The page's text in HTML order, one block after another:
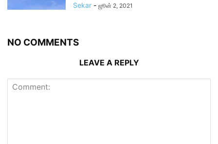
Sekar - ஜூன் 2, 2021
NO COMMENTS
LEAVE A REPLY